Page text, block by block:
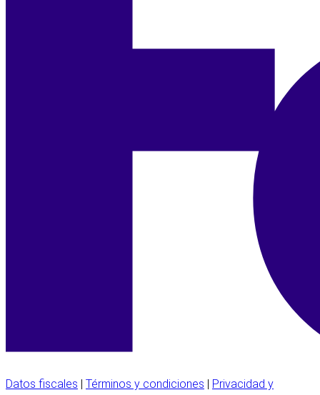
Datos fiscales Términos y condiciones
Privacidad y